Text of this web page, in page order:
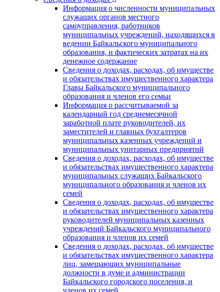
Информация о численности муниципальных
служащих органов местного
самоуправления, работников
муниципальных учреждений, находящихся в
ведении Байкальского муниципального
образования, и фактических затратах на их
денежное содержание
Сведения о доходах, расходах, об имуществе
и обязательствах имущественного характера
Главы Байкальского муниципального
образования и членов его семьи
Информация о рассчитываемой за
календарный год среднемесячной
заработной плате руководителей, их
заместителей и главных бухгалтеров
муниципальных казенных учреждений и
муниципальных унитарных предприятий
Сведения о доходах, расходах, об имуществе
и обязательствах имущественного характера
муниципальных служащих Байкальского
муниципального образования и членов их
семей
Сведения о доходах, расходах, об имуществе
и обязательствах имущественного характера
руководителей муниципальных казенных
учреждений Байкальского муниципального
образования и членов их семей
Сведения о доходах, расходах, об имуществе
и обязательствах имущественного характера
лиц, замещающих муниципальные
должности в думе и администрации
Байкальского городского поселения, и
членов их семей